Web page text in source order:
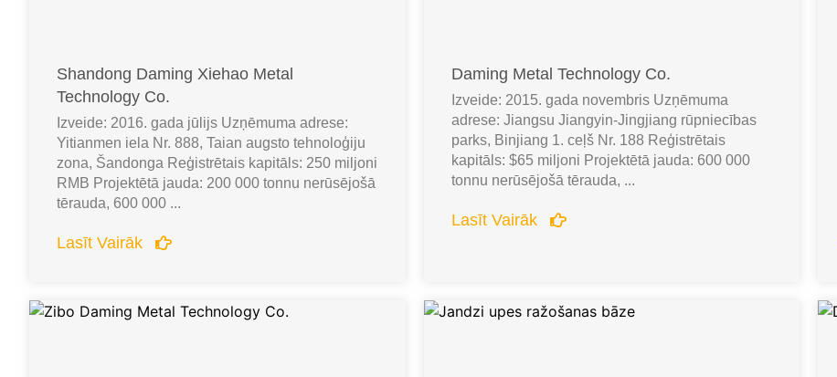
Shandong Daming Xiehao Metal
Technology Co.
Izveide: 2016. gada jūlijs Uzņēmuma adrese:
Yitianmen iela Nr. 888, Taian augsto tehnoloģiju
zona, Šandonga Reģistrētais kapitāls: 250 miljoni
RMB Projektētā jauda: 200 000 tonnu nerūsējošā
tērauda, 600 000 ...
Lasīt Vairāk
Daming Metal Technology Co.
Izveide: 2015. gada novembris Uzņēmuma
adrese: Jiangsu Jiangyin-Jingjiang rūpniecības
parks, Binjiang 1. ceļš Nr. 188 Reģistrētais
kapitāls: $65 miljoni Projektētā jauda: 600 000
tonnu nerūsējošā tērauda, ...
Lasīt Vairāk